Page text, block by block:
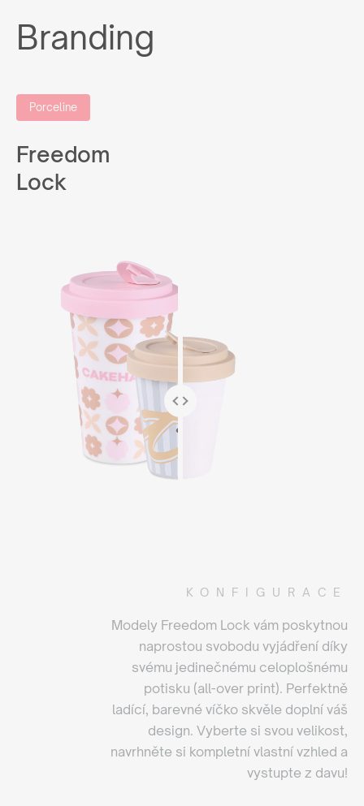
Branding
Porceline
Freedom
Lock
KONFIGURACE
Modely Freedom Lock vám poskytnou
naprostou svobodu vyjádření díky
svému jedinečnému celoplošnému
potisku (all-over print). Perfektně
ladící, barevné víčko skvěle doplní váš
design. Vyberte si svou velikost,
navrhněte si kompletní vlastní vzhled a
vystupte z davu!